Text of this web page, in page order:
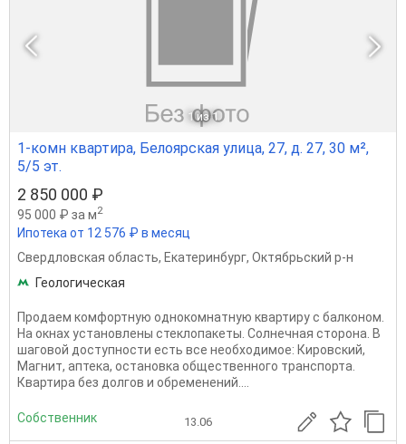
1 из 1
1-комн квартира, Белоярская улица, 27, д. 27, 30 м²,
5/5 эт.
2 850 000 ₽
95 000 ₽ за м2
Ипотека от 12 576 ₽ в месяц
Свердловская область, Екатеринбург, Октябрьский р-н
Геологическая
Продаем комфортную однокомнатную квартиру с балконом.
На окнах установлены стеклопакеты. Солнечная сторона. В
шаговой доступности есть все необходимое: Кировский,
Магнит, аптека, остановка общественного транспорта.
Квартира без долгов и обременений....
Собственник 13.06